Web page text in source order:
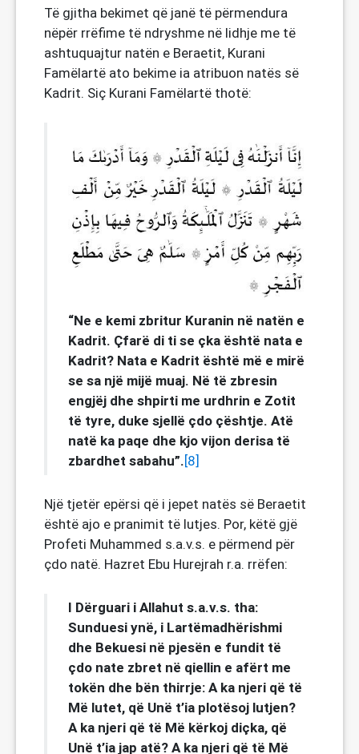
Të gjitha bekimet që janë të përmendura
nëpër rrëfime të ndryshme në lidhje me të
ashtuquajtur natën e Beraetit, Kurani
Famëlartë ato bekime ia atribuon natës së
Kadrit. Siç Kurani Famëlartë thotë:
“Ne e kemi zbritur Kuranin në natën e
Kadrit. Çfarë di ti se çka është nata e
Kadrit? Nata e Kadrit është më e mirë
se sa një mijë muaj. Në të zbresin
engjëj dhe shpirti me urdhrin e Zotit
të tyre, duke sjellë çdo çështje. Atë
natë ka paqe dhe kjo vijon derisa të
zbardhet sabahu”.[8]
Një tjetër epërsi që i jepet natës së Beraetit
është ajo e pranimit të lutjes. Por, këtë gjë
Profeti Muhammed s.a.v.s. e përmend për
çdo natë. Hazret Ebu Hurejrah r.a. rrëfen:
I Dërguari i Allahut s.a.v.s. tha:
Sunduesi ynë, i Lartëmadhërishmi
dhe Bekuesi në pjesën e fundit të
çdo nate zbret në qiellin e afërt me
tokën dhe bën thirrje: A ka njeri që të
Më lutet, që Unë t’ia plotësoj lutjen?
A ka njeri që të Më kërkoj diçka, që
Unë t’ia jap atë? A ka njeri që të Më